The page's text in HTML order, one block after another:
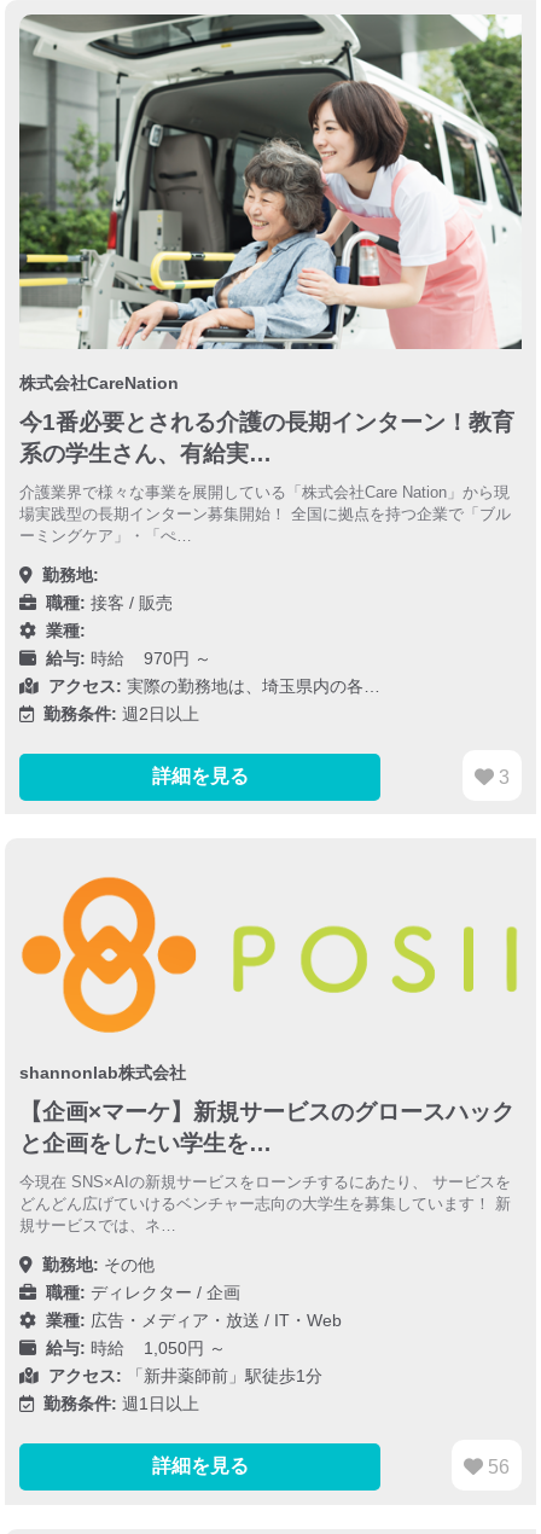
株式会社CareNation
今1番必要とされる介護の長期インターン！教育
系の学生さん、有給実…
介護業界で様々な事業を展開している「株式会社Care Nation」から現
場実践型の長期インターン募集開始！ 全国に拠点を持つ企業で「ブル
ーミングケア」・「ぺ…
勤務地:
職種: 接客 / 販売
業種:
給与: 時給 970円 ～
アクセス: 実際の勤務地は、埼玉県内の各…
勤務条件: 週2日以上
詳細を見る 3
shannonlab株式会社
【企画×マーケ】新規サービスのグロースハック
と企画をしたい学生を…
今現在 SNS×AIの新規サービスをローンチするにあたり、 サービスを
どんどん広げていけるベンチャー志向の大学生を募集しています！ 新
規サービスでは、ネ…
勤務地: その他
職種: ディレクター / 企画
業種: 広告・メディア・放送 / IT・Web
給与: 時給 1,050円 ～
アクセス:
「新井薬師前」駅徒歩1分
勤務条件: 週1日以上
詳細を見る 56